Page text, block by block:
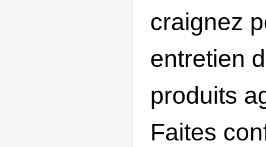
craignez
entretien
produits
Faites